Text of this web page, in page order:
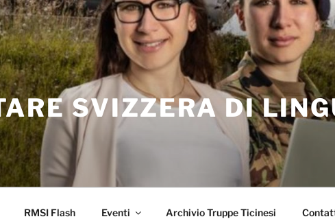
SVIZZERA DI
RMSI Flash Eventi Archivio Truppe Ticinesi